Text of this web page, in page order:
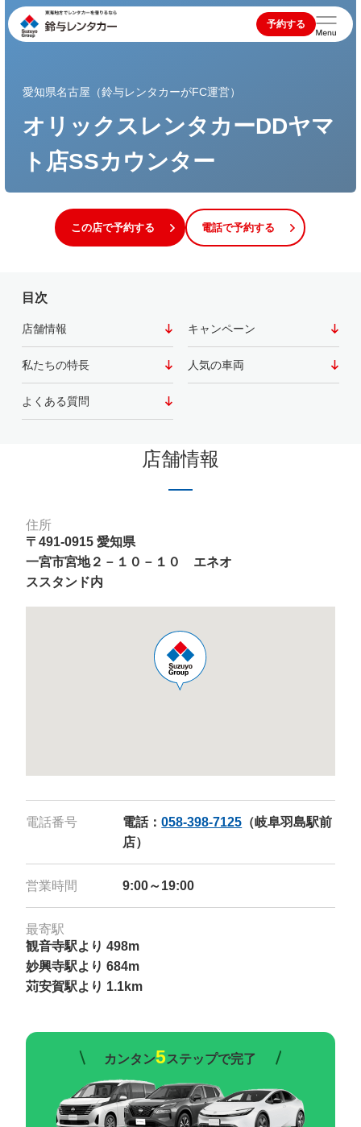
予約する
愛知県名古屋（鈴与レンタカーがFC運営）
オリックスレンタカーDDヤマ
ト店SSカウンター
この店で予約する 電話で予約する
目次
店舗情報 キャンペーン
私たちの特長 人気の車両
よくある質問
店舗情報
住所
〒491-0915 愛知県
一宮市宮地２－１０－１０ エネオ
ススタンド内
電話番号 電話：058-398-7125 （岐阜羽島駅前
店）
営業時間 9:00～19:00
最寄駅
観音寺駅より 498m
妙興寺駅より 684m
苅安賀駅より 1.1km
カンタン5ステップで完了